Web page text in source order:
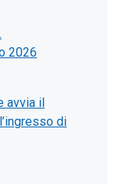
2026
avvia il
di